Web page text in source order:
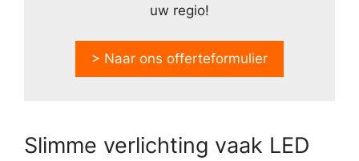
uw regio!
> Naar ons offerteformulier
Slimme verlichting vaak LED